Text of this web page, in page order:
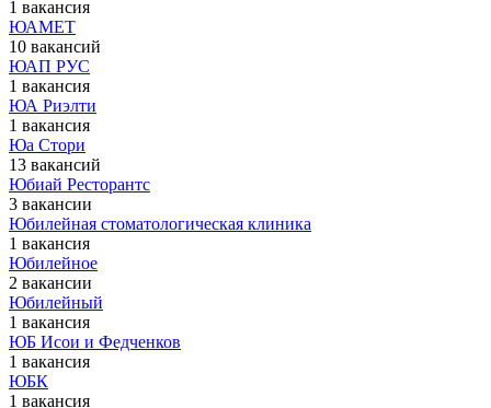
1 вакансия
ЮАМЕТ
10 вакансий
ЮАП РУС
1 вакансия
ЮА Риэлти
1 вакансия
Юа Стори
13 вакансий
Юбиай Ресторантс
3 вакансии
Юбилейная стоматологическая клиника
1 вакансия
Юбилейное
2 вакансии
Юбилейный
1 вакансия
ЮБ Исои и Федченков
1 вакансия
ЮБК
1 вакансия